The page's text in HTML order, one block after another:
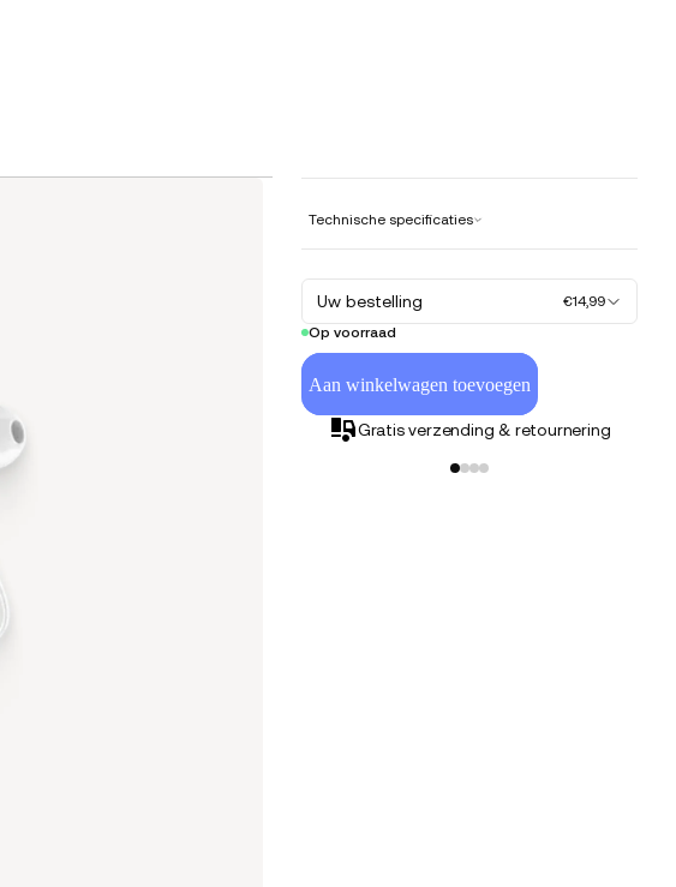
Technische specificaties
Uw bestelling
€14,99
Op voorraad
Aan winkelwagen toevoegen
Gratis verzending & retournering